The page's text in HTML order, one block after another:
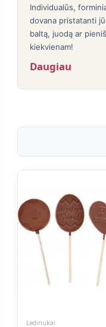
Individualūs,
dovana pristatanti
baltą, juodą ar
kiekvienam!
Daugiau
Ledinukai